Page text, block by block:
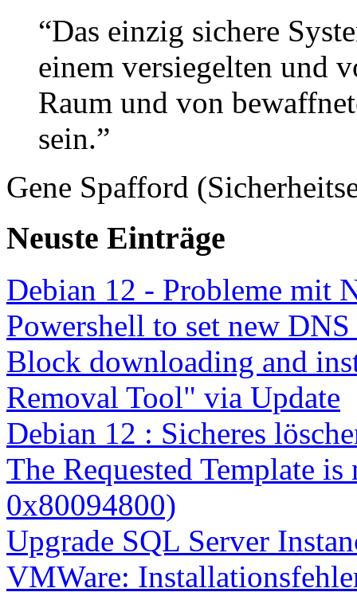
“Das einzig sichere
einem versiegelten und
Raum und von
sein.”
Gene Spafford
Neuste Einträge
Debian 12 - Probleme mit
Powershell to set new
Block downloading and
Removal Tool" via Update
Debian 12 : Sicheres
The Requested Template
0x80094800)
Upgrade SQL Server
VMWare: